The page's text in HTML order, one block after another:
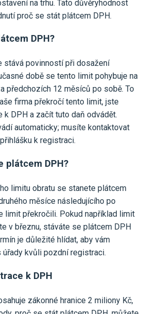
na trhu. Tato důvěryhodnost
proč se stát plátcem DPH.
DPH?
stává povinností při dosažení
době se tento limit pohybuje na
předchozích 12 měsíců po sobě. To
firma překročí tento limit, jste
DPH a začít tuto daň odvádět.
automaticky; musíte kontaktovat
k registraci.
plátcem DPH?
limitu obratu se stanete plátcem
měsíce následujícího po
limit překročili. Pokud například limit
v březnu, stáváte se plátcem DPH
je důležité hlídat, aby vám
kvůli pozdní registraci.
k DPH
zákonné hranice 2 miliony Kč,